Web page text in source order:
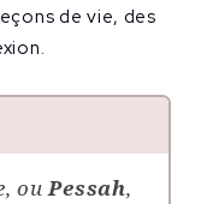
de vie, des
ouPessah,